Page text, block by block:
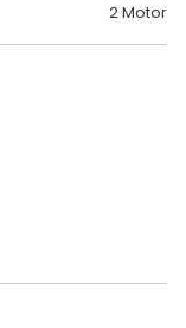
2 Motor